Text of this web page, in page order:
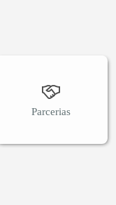
Parcerias